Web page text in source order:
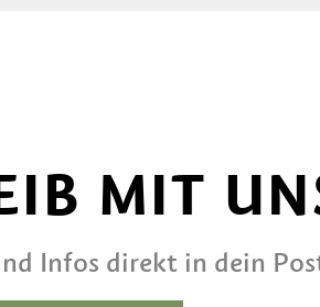
MIT
Infos direkt in dein